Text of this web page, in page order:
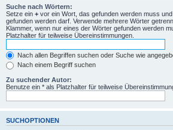
Suche nach Wörtern:
Setze ein + vor ein Wort, das gefunden werden muss
gefunden werden darf. Verwende mehrere Wörter
Klammer, wenn nur eines der Wörter gefunden werden
Platzhalter für teilweise Übereinstimmungen.
Nach allen Begriffen suchen oder Suche wie
Nach einem Begriff suchen
Zu suchender Autor:
Benutze ein * als Platzhalter für teilweise
SUCHOPTIONEN